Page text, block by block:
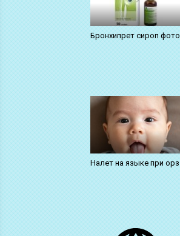
Бронхипрет сироп фото
Налет на языке при орз